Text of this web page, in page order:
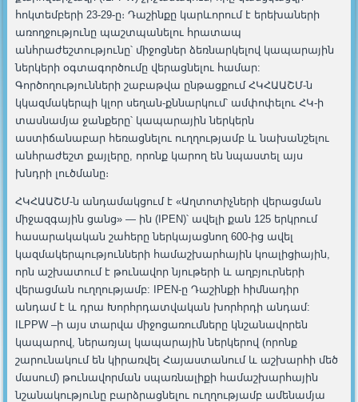
հոկտեմբերի 23-29-ը։ Դաշինքը կարևորում է երեխաների
առողջությունը պաշտպանելու հրատապ
անհրաժեշտությունը՝ միջոցներ ձեռնարկելով կապարային
ներկերի օգտագործումը վերացնելու համար:
Գործողությունների շաբաթվա ընթացքում ՀԿՀԱԱՇՄ-ն
կկազմակերպի կլոր սեղան-քննարկում՝ ամփոփելու ՀԿ-ի
տասնամյա ջանքերը՝ կապարային ներկերն
աստիճանաբար հեռացնելու ուղղությամբ և նախանշելու
անհրաժեշտ քայլերը, որոնք կարող են նպաստել այս
խնդրի լուծմանը։
ՀԿՀԱԱՇՄ-ն անդամակցում է «Աղտոտիչների վերացման
միջազգային ցանց» — ին (IPEN)՝ ավելի քան 125 երկրում
հասարակական շահերը ներկայացնող 600-ից ավել
կազմակերպությունների համաշխարհային կոալիցիային,
որն աշխատում է թունավոր նյութերի և աղբյուրների
վերացման ուղղությամբ: IPEN-ը Դաշինքի հիմնադիր
անդամ է և դրա Խորհրդատվական խորհրդի անդամ:
ILPPW –ի այս տարվա միջոցառումները կնշանավորեն
կապարով, ներառյալ կապարային ներկերով (որոնք
շարունակում են կիրառվել Հայաստանում և աշխարհի մեծ
մասում) թունավորման սպառնալիքի համաշխարհային
նշանակությունը բարձրացնելու ուղղությամբ ամենամյա